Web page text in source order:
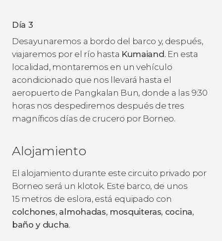
Día 3
Desayunaremos a bordo del barco y, después,
viajaremos por el río hasta Kumaiand. En esta
localidad, montaremos en un vehículo
acondicionado que nos llevará hasta el
aeropuerto de Pangkalan Bun, donde a las 9:30
horas nos despediremos después de tres
magníficos días de crucero por Borneo.
Alojamiento
El alojamiento durante este circuito privado por
Borneo será un klotok. Este barco, de unos
15 metros de eslora, está equipado con
colchones, almohadas, mosquiteras, cocina,
baño y ducha.